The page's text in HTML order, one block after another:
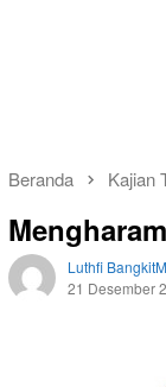
Beranda Kajian
Luthfi
21 Desember